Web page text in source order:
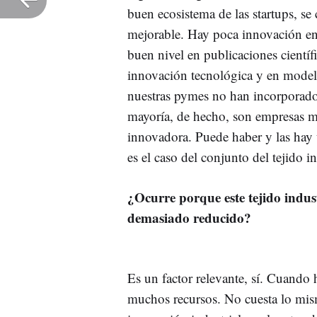
buen ecosistema de las startups,
mejorable. Hay poca innovación
buen nivel en publicaciones
innovación tecnológica y en
nuestras pymes no han
mayoría, de hecho, son empresas
innovadora. Puede haber y las
es el caso del conjunto del tejido
¿Ocurre porque este tejido
demasiado reducido?
Es un factor relevante, sí. Cuando
muchos recursos. No cuesta lo